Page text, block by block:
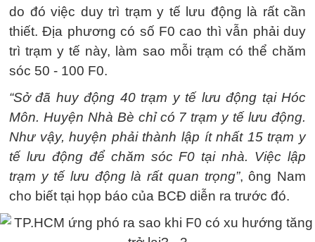
do đó việc duy trì trạm y tế lưu động là rất cần
thiết. Địa phương có số F0 cao thì vẫn phải duy
trì trạm y tế này, làm sao mỗi trạm có thể chăm
sóc 50 - 100 F0.
“Sở đã huy động 40 trạm y tế lưu động tại Hóc
Môn. Huyện Nhà Bè chỉ có 7 trạm y tế lưu động.
Như vậy, huyện phải thành lập ít nhất 15 trạm y
tế lưu động để chăm sóc F0 tại nhà. Việc lập
trạm y tế lưu động là rất quan trọng”, ông Nam
cho biết tại họp báo của BCĐ diễn ra trước đó.